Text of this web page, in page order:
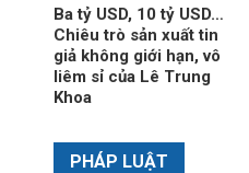
Ba tỷ USD, 10 tỷ USD…
Chiêu trò sản xuất tin
giả không giới hạn, vô
liêm sỉ của Lê Trung
Khoa
PHÁP LUẬT